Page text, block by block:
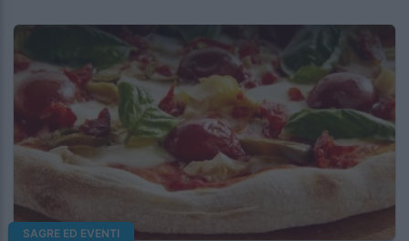
SAGRE ED EVENTI